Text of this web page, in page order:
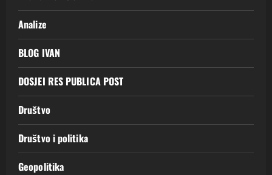
Analize
BLOG IVAN
DOSJEI RES PUBLICA POST
Društvo
Društvo i politika
Geopolitika